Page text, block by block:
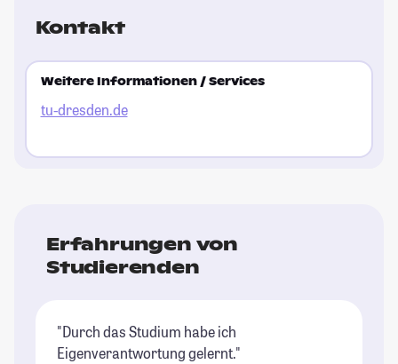
Kontakt
Weitere Informationen / Services
tu-dresden.de
Erfahrungen von
Studierenden
"Durch das Studium habe ich
Eigenverantwortung gelernt."